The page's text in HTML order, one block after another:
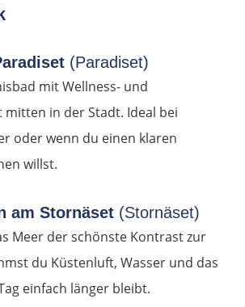
(Paradiset)
mit Wellness- und
in der Stadt. Ideal bei
oder wenn du einen klaren
willst.
am Stornäset (Stornäset)
Meer der schönste Kontrast zur
du Küstenluft, Wasser und das
einfach länger bleibt.